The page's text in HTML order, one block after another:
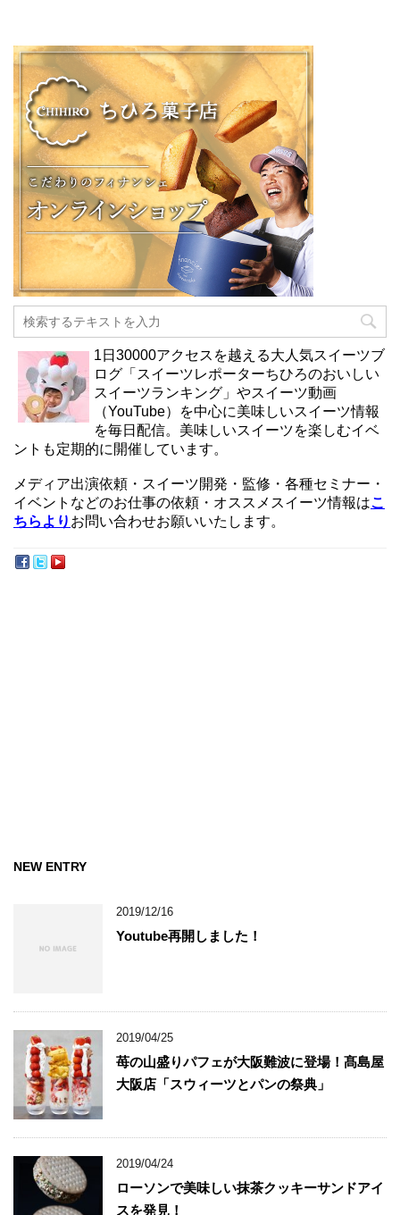
1日30000アクセスを越える大人気スイーツブ
ログ「スイーツレポーターちひろのおいしい
スイーツランキング」やスイーツ動画
（YouTube）を中心に美味しいスイーツ情報
を毎日配信。美味しいスイーツを楽しむイベ
ントも定期的に開催しています。
メディア出演依頼・スイーツ開発・監修・各種セミナー・
イベントなどのお仕事の依頼・オススメスイーツ情報はこ
ちらより お問い合わせお願いいたします。
NEW ENTRY
2019/12/16
Youtube再開しました！
2019/04/25
苺の山盛りパフェが大阪難波に登場！髙島屋
大阪店「スウィーツとパンの祭典」
2019/04/24
ローソンで美味しい抹茶クッキーサンドアイ
スを発見！